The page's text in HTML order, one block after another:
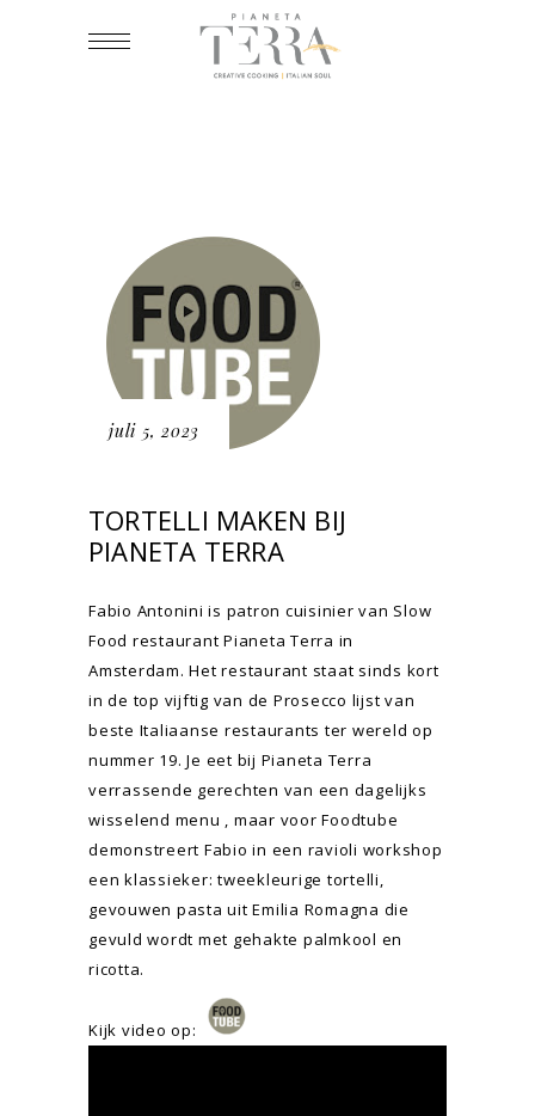
juli 5, 2023
TORTELLI MAKEN BIJ
PIANETA TERRA
Fabio Antonini is patron cuisinier van Slow
Food restaurant Pianeta Terra in
Amsterdam. Het restaurant staat sinds kort
in de top vijftig van de Prosecco lijst van
beste Italiaanse restaurants ter wereld op
nummer 19. Je eet bij Pianeta Terra
verrassende gerechten van een dagelijks
wisselend menu , maar voor Foodtube
demonstreert Fabio in een ravioli workshop
een klassieker: tweekleurige tortelli,
gevouwen pasta uit Emilia Romagna die
gevuld wordt met gehakte palmkool en
ricotta.
Kijk video op: